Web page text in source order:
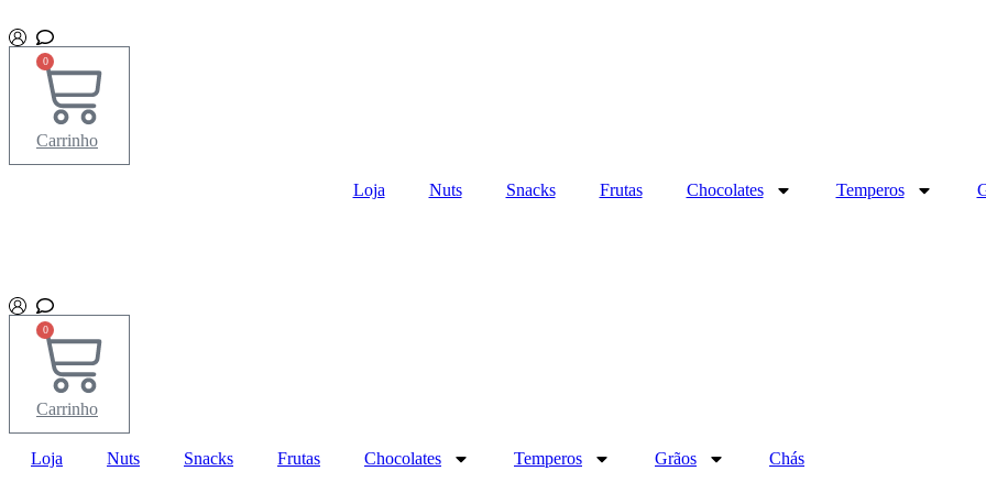
para
conteúdo
0
Carrinho
Loja Nuts Snacks Frutas Chocolates Temperos
0
Carrinho
Loja Nuts Snacks Frutas Chocolates Temperos Grãos Chás